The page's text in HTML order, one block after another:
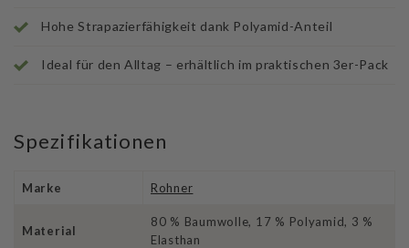
Hohe Strapazierfähigkeit dank Polyamid-Anteil
Ideal für den Alltag – erhältlich im praktischen 3er-Pack
Spezifikationen
Marke Rohner
Material
80 % Baumwolle, 17 % Polyamid, 3 %
Elasthan